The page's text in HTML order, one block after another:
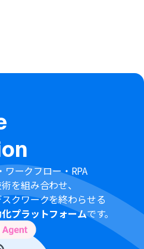
プランによって最短の起動間隔が
照ください。
ムプラン・サクセスプランでの
となっております。フリープラ
定しているフローボットのオ
クトはエラーとなりますので、
ランなどの有料プランは、2週
うことが可能です。無料トライア
を使用することができます。
ワークフロー・RPA
を組み合わせ、
クワークを終わらせる
プラットフォームです。